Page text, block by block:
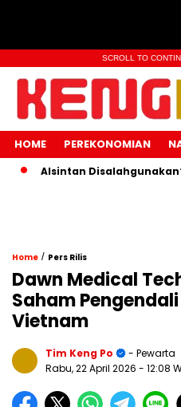
SCROLL TO
HOME PEREKONOMIAN
Alsintan Disalahgunakan?
Home / Pers Rilis
Dawn Medical
Saham
Vietnam
Tim Keng Po
- Pewarta
Rabu, 22 April 2026 - 12:08